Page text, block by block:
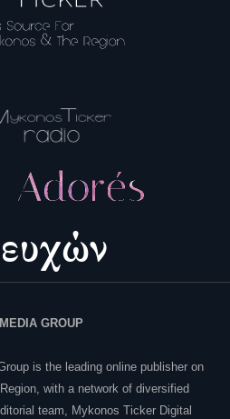
GROUP
is the leading online publisher on
with a network of diversified
team, Mykonos Ticker Digital